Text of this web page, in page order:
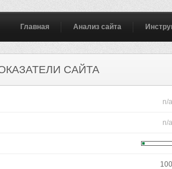
Главная Анализ сайта
САЙТА
n/a
n/a
100